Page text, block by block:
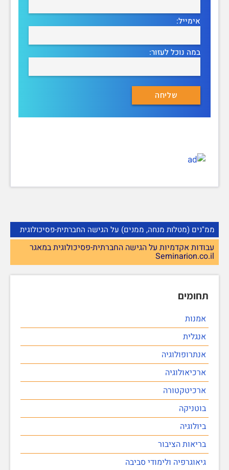
ממ"נים (מטלות מנחה, ממנים) על הגישה החברתית-פסיכולוגית
עבודות אקדמיות על הגישה החברתית-פסיכולוגית במאגר
Seminarion.co.il
תחומים
אמנות
אנגלית
אנתרופולוגיה
ארכיאולוגיה
ארכיטקטורה
בוטניקה
ביולוגיה
בריאות הציבור
גיאוגרפיה ולימודי סביבה
אימייל:
במה נוכל לעזור: